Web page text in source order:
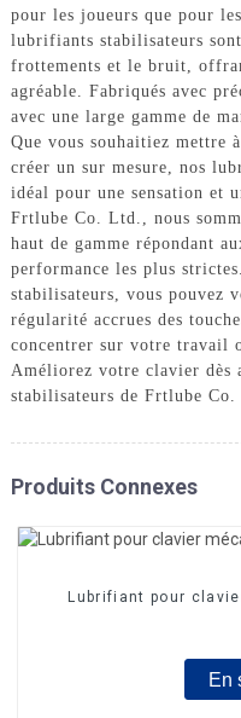
pour les joueurs que pour
lubrifiants stabilisateurs
frottements et le bruit,
agréable. Fabriqués avec
avec une large gamme de
Que vous souhaitiez mettre
créer un sur mesure, nos
idéal pour une sensation et
Frtlube Co. Ltd., nous
haut de gamme répondant
performance les plus
stabilisateurs, vous pouvez
régularité accrues des
concentrer sur votre travail
Améliorez votre clavier
stabilisateurs de Frtlube Co.
Produits Connexes
Lubrifiant pour
En